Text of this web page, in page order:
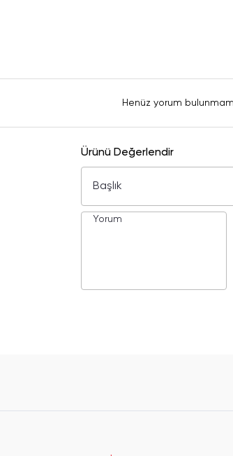
Henüz yorum
Ürünü Değerlendir